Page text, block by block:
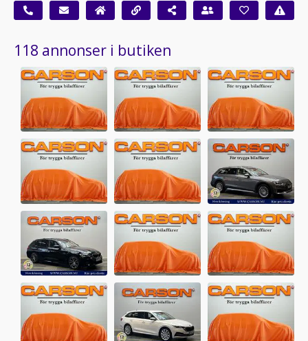
118 annonser i butiken